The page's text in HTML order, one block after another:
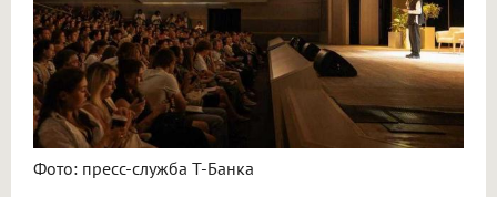
Фото: пресс-служба Т-Банка